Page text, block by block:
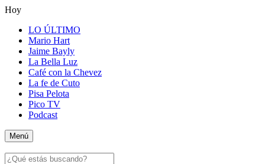
Hoy
LO ÚLTIMO
Mario Hart
Jaime Bayly
La Bella Luz
Café con la Chevez
La fe de Cuto
Pisa Pelota
Pico TV
Podcast
Menú